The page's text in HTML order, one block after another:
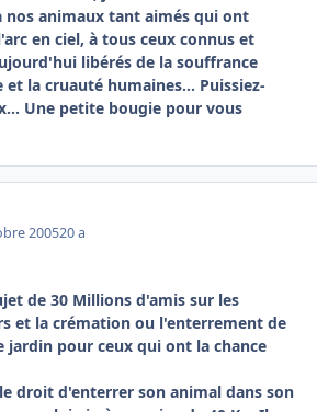
nos animaux tant aimés qui ont
en ciel, à tous ceux connus et
libérés de la souffrance
la cruauté humaines... Puissiez-
Une petite bougie pour vous
200520 a
de 30 Millions d'amis sur les
et la crémation ou l'enterrement de
jardin pour ceux qui ont la chance
droit d'enterrer son animal dans son